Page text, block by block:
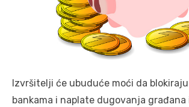
Izvršitelji će ubuduće moći da
bankama i naplate dugovanja građana